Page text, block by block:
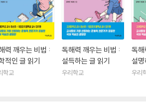
력 깨우는 비법 :
적인 글 읽기
학교
독해력 깨우는 비법 :
설득하는 글 읽기
우리학교
독해
설명
우리